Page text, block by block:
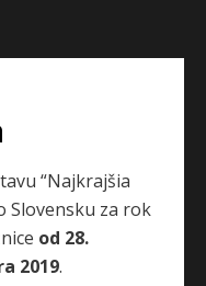
“Najkrajšia
Slovensku za rok
od 28.
2019.